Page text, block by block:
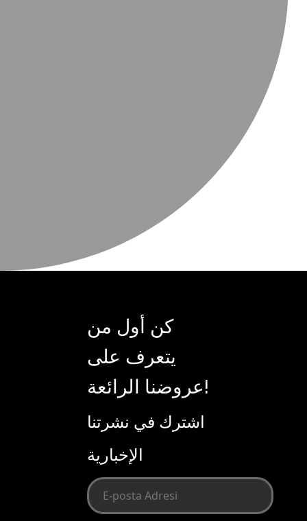
كن أول من
يتعرف على
عروضنا الرائعة!
اشترك في نشرتنا
الإخبارية